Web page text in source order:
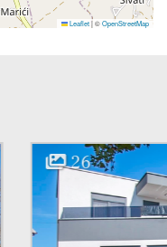
Leaflet|©OpenStreetMap